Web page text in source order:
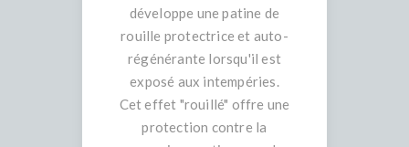
développe une patine de
rouille protectrice et auto-
régénérante lorsqu'il est
exposé aux intempéries.
Cet effet "rouillé" offre une
protection contre la